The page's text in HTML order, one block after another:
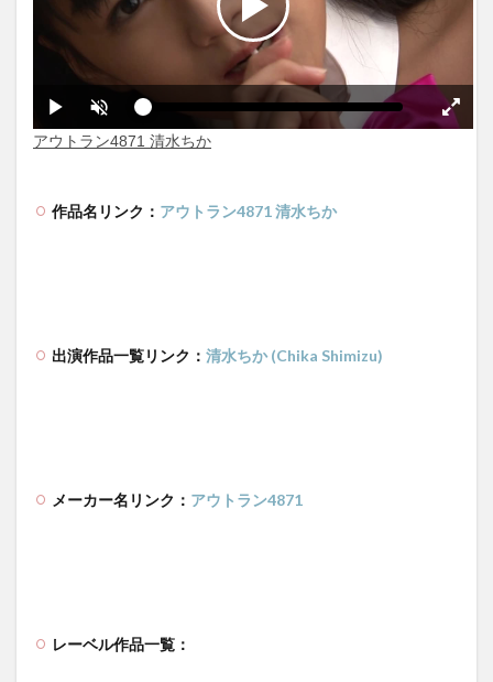
作品名リンク： アウトラン4871 清水ちか
出演作品一覧リンク： 清水ちか (Chika Shimizu)
メーカー名リンク： アウトラン4871
レーベル作品一覧：